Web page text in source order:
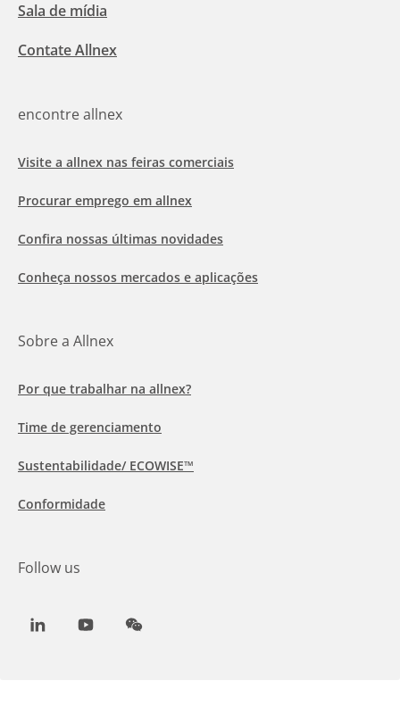
Sala de mídia
Contate Allnex
encontre allnex
Visite a allnex nas feiras comerciais
Procurar emprego em allnex
Confira nossas últimas novidades
Conheça nossos mercados e aplicações
Sobre a Allnex
Por que trabalhar na allnex?
Time de gerenciamento
Sustentabilidade/ ECOWISE™
Conformidade
Follow us
LinkedInYoutubeWeChat